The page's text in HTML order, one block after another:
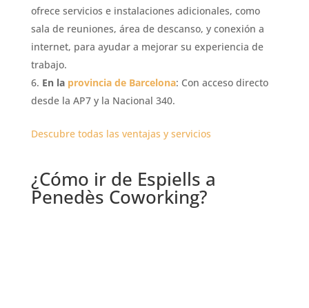
ofrece servicios e instalaciones adicionales, como
sala de reuniones, área de descanso, y conexión a
internet, para ayudar a mejorar su experiencia de
trabajo.
En la provincia de Barcelona: Con acceso directo
desde la AP7 y la Nacional 340.
Descubre todas las ventajas y servicios
¿Cómo ir de Espiells a
Penedès Coworking?